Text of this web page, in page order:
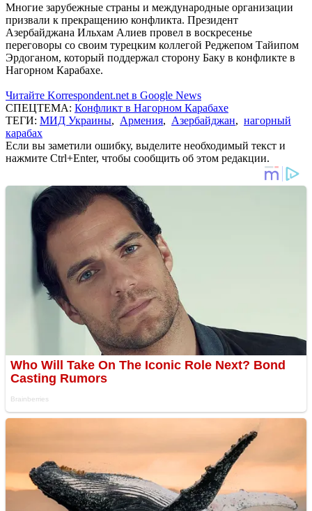
Многие зарубежные страны и международные организации
призвали к прекращению конфликта. Президент
Азербайджана Ильхам Алиев провел в воскресенье
переговоры со своим турецким коллегой Реджепом Тайипом
Эрдоганом, который поддержал сторону Баку в конфликте в
Нагорном Карабахе.
Читайте Korrespondent.net в Google News
СПЕЦТЕМА: Конфликт в Нагорном Карабахе
ТЕГИ: МИД Украины, Армения, Азербайджан, нагорный
карабах
Если вы заметили ошибку, выделите необходимый текст и
нажмите Ctrl+Enter, чтобы сообщить об этом редакции.